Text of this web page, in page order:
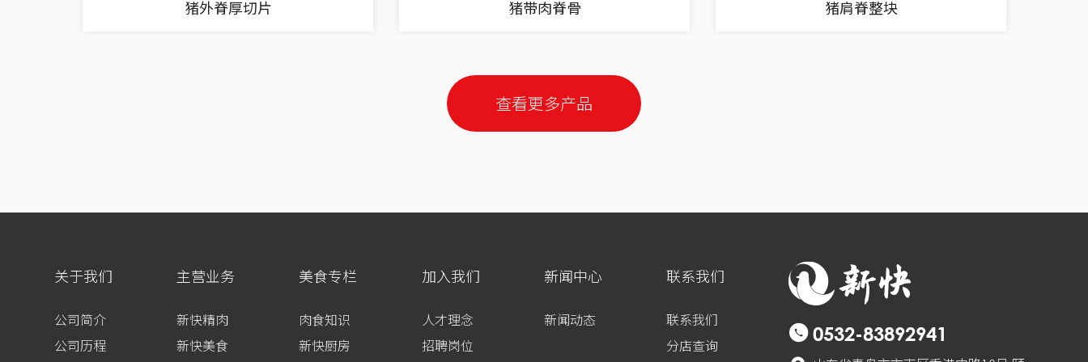
猪外脊厚切片 猪带肉脊骨 猪肩脊整块
查看更多产品
关于我们
公司简介
公司历程
主营业务
新快精肉
新快美食
美食专栏
肉食知识
新快厨房
加入我们
人才理念
招聘岗位
新闻中心
新闻动态
联系我们
联系我们
分店查询
0532-83892941